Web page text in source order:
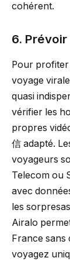
cohérent.
6.
Pour profiter
voyage
quasi
vérifier les
propres
信 adapté.
voyageurs
Telecom ou
avec
les
Airalo
France
voyagez